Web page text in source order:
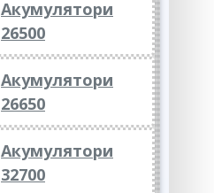
Акумулятори
26500
Акумулятори
26650
Акумулятори
32700